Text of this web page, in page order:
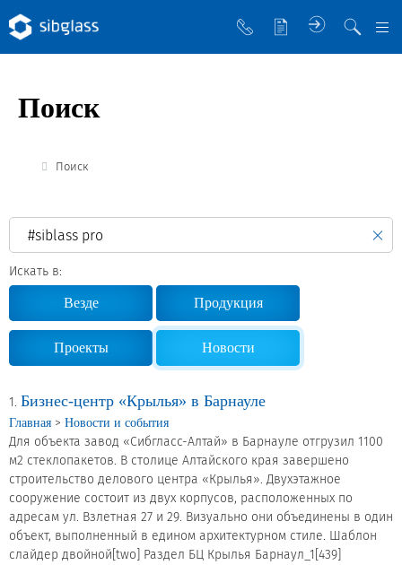
Управляющая компания
Инженер Стеклов
История компании
Политика в области качества
Работа в Sibglass
Новости и события
Продажа недвижимости
Продукция
Листовое стекло
Поиск
Поиск
Искать в:
Везде Продукция
Проекты Новости
1. Бизнес-центр «Крылья» в Барнауле
Главная > Новости и события
Для объекта завод «Сибгласс-Алтай» в Барнауле отгрузил 1100
м2 стеклопакетов. В столице Алтайского края завершено
строительство делового центра «Крылья». Двухэтажное
сооружение состоит из двух корпусов, расположенных по
адресам ул. Взлетная 27 и 29. Визуально они объединены в один
объект, выполненный в едином архитектурном стиле. Шаблон
слайдер двойной[two] Раздел БЦ Крылья Барнаул_1[439]